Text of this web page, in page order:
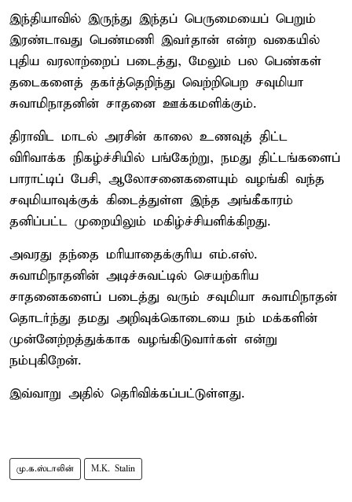
இந்தியாவில் இருந்து இந்தப் பெருமையைப் பெறும்
இரண்டாவது பெண்மணி இவர்தான் என்ற வகையில்
புதிய வரலாற்றைப் படைத்து, மேலும் பல பெண்கள்
தடைகளைத் தகர்த்தெறிந்து வெற்றிபெற சவுமியா
சுவாமிநாதனின் சாதனை ஊக்கமளிக்கும்.
திராவிட மாடல் அரசின் காலை உணவுத் திட்ட
விரிவாக்க நிகழ்ச்சியில் பங்கேற்று, நமது திட்டங்களைப்
பாராட்டிப் பேசி, ஆலோசனைகளையும் வழங்கி வந்த
சவுமியாவுக்குக் கிடைத்துள்ள இந்த அங்கீகாரம்
தனிப்பட்ட முறையிலும் மகிழ்ச்சியளிக்கிறது.
அவரது தந்தை மரியாதைக்குரிய எம்.எஸ்.
சுவாமிநாதனின் அடிச்சுவட்டில் செயற்கரிய
சாதனைகளைப் படைத்து வரும் சவுமியா சுவாமிநாதன்
தொடர்ந்து தமது அறிவுக்கொடையை நம் மக்களின்
முன்னேற்றத்துக்காக வழங்கிடுவார்கள் என்று
நம்புகிறேன்.
இவ்வாறு அதில் தெரிவிக்கப்பட்டுள்ளது.
மு.க.ஸ்டாலின் M.K. Stalin